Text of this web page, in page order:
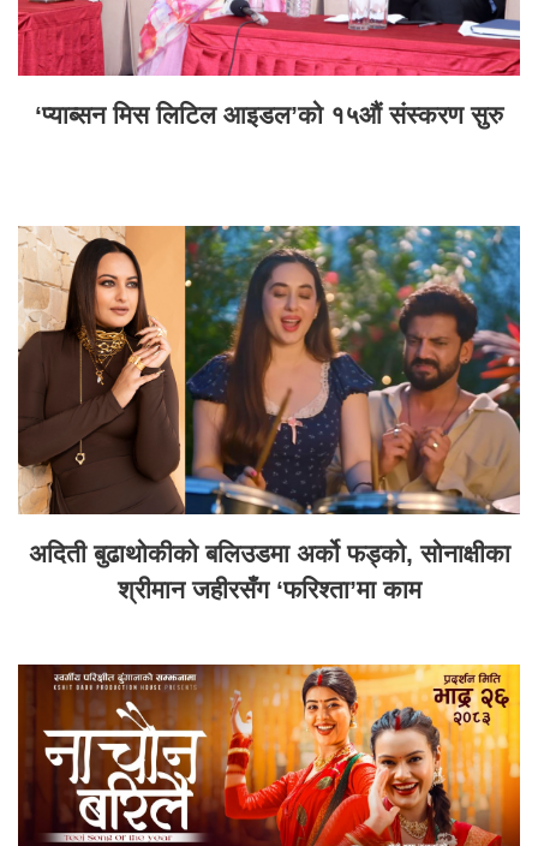
‘प्याब्सन मिस लिटिल आइडल’को १५औं संस्करण सुरु
अदिती बुढाथोकीको बलिउडमा अर्को फड्को, सोनाक्षीका
श्रीमान जहीरसँग ‘फरिश्ता’मा काम